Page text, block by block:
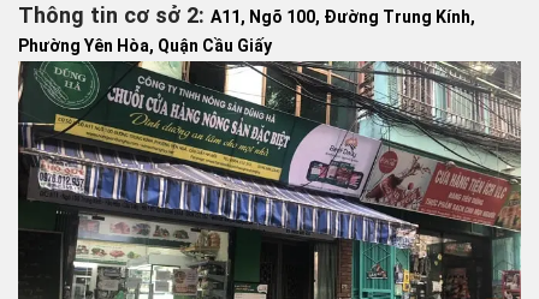
Thông tin cơ sở 2: A11, Ngõ 100, Đường Trung Kính,
Phường Yên Hòa, Quận Cầu Giấy